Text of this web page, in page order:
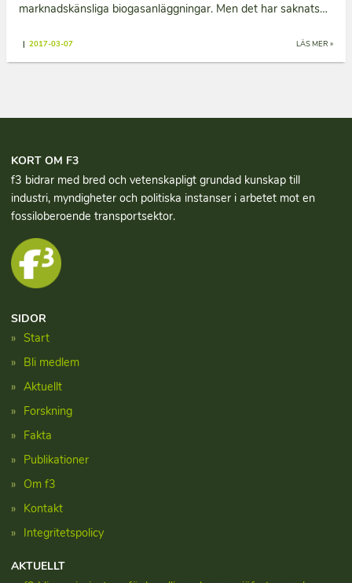
marknadskänsliga biogasanläggningar. Men det har saknats…
LÄS MER »
| 2017-03-07
KORT OM F3
f3 bidrar med bred och vetenskapligt grundad kun­skap till
industri, myndigheter och politiska instanser i arbetet mot en
fossiloberoende transportsektor.
SIDOR
Start
Bli medlem
Aktuellt
Forskning
Fakta
Publikationer
Om f3
Kontakt
Integritetspolicy
AKTUELLT